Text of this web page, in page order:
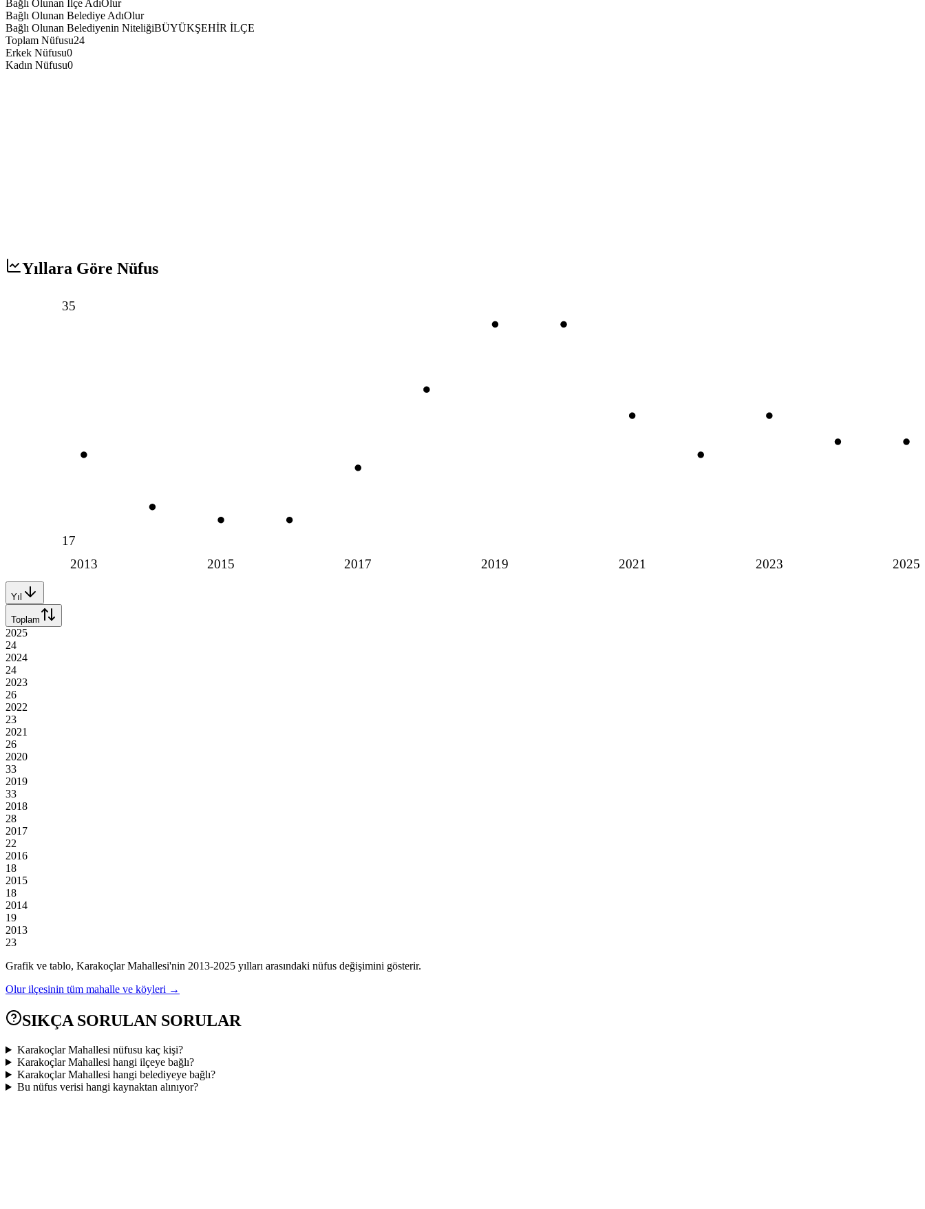
Bağlı Olunan İlçe AdıOlur
Bağlı Olunan Belediye AdıOlur
Bağlı Olunan Belediyenin NiteliğiBÜYÜKŞEHİR İLÇE
Toplam Nüfusu24
Erkek Nüfusu0
Kadın Nüfusu0
Yıllara Göre Nüfus
2013 2015 2017 2019 2021 2023 2025
35
17
Yıl
Toplam
2025
24
2024
24
2023
26
2022
23
2021
26
2020
33
2019
33
2018
28
2017
22
2016
18
2015
18
2014
19
2013
23
Grafik ve tablo, KarakoçlarMahallesi'nin 2013-2025 yılları arasındaki nüfus değişimini gösterir.
Olur ilçesinin tüm mahalle ve köyleri →
SIKÇA SORULAN SORULAR
Karakoçlar Mahallesi nüfusu kaç kişi?
Karakoçlar Mahallesi hangi ilçeye bağlı?
Karakoçlar Mahallesi hangi belediyeye bağlı?
Bu nüfus verisi hangi kaynaktan alınıyor?